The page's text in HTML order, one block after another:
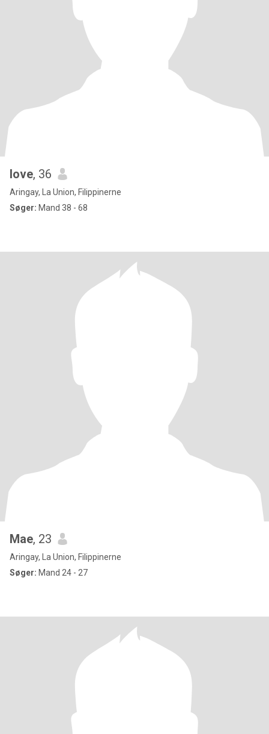
love, 36
Aringay, La Union, Filippinerne
Søger: Mand 38 - 68
Mae, 23
Aringay, La Union, Filippinerne
Søger: Mand 24 - 27